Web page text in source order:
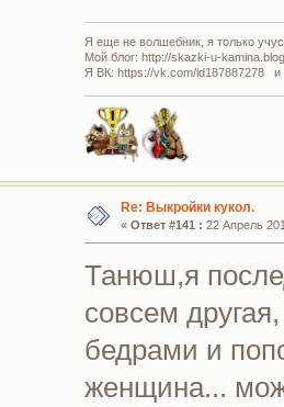
Я еще не волшебник, я только
Мой блог: http://skazki-u-
Я ВК: https://vk.com/id187887278 и
Re: Выкройки кукол.
« Ответ #141 : 22 Апрель
Танюш,я
совсем
бедрами и
женщина...